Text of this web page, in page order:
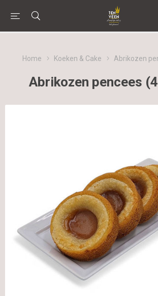
Home Koeken & Cake Abrikozen
Abrikozen pencees